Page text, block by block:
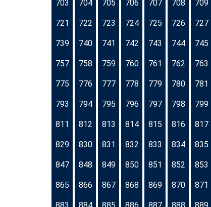
703 704 705 706 707 708 709
721 722 723 724 725 726 727
739 740 741 742 743 744 745
757 758 759 760 761 762 763
775 776 777 778 779 780 781
793 794 795 796 797 798 799
811 812 813 814 815 816 817
829 830 831 832 833 834 835
847 848 849 850 851 852 853
865 866 867 868 869 870 871